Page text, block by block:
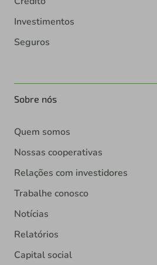
Investimentos
Seguros
Sobre nós
Quem somos
Nossas cooperativas
Relações com investidores
Trabalhe conosco
Notícias
Relatórios
Capital social